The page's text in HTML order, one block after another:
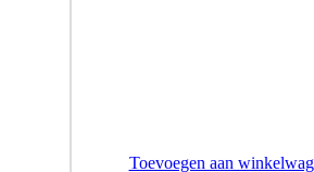
Toevoegen aan